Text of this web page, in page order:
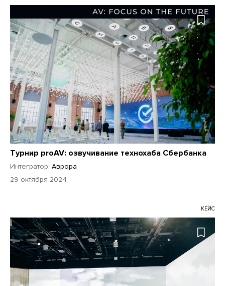
Турнир proAV: озвучивание технохаба Сбербанка
Интегратор: Аврора
29 октября 2024
КЕЙС